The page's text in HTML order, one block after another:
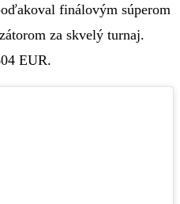
finálovým súperom
za skvelý turnaj.
EUR.